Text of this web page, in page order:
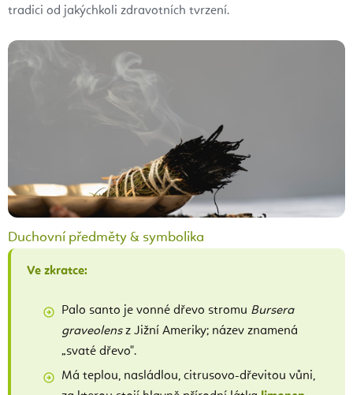
tradici od jakýchkoli zdravotních tvrzení.
Duchovní předměty & symbolika
Ve zkratce:
Palo santo je vonné dřevo stromu Bursera
graveolensz Jižní Ameriky; název znamená
„svaté dřevo".
Má teplou, nasládlou, citrusovo-dřevitou vůni,